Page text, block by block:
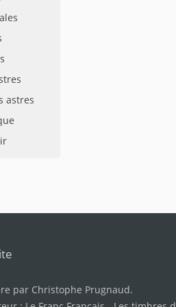
astres
par Christophe Prugnaud.